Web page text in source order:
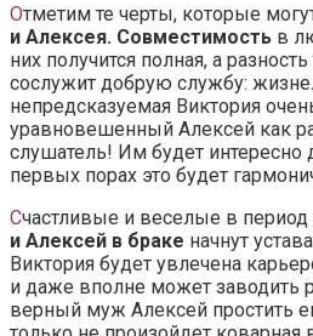
Отметим те черты, которые
и Алексея. Совместимость в
них получится полная, а
сослужит добрую службу:
непредсказуемая Виктория
уравновешенный Алексей как
слушатель! Им будет интересно
первых порах это будет
Счастливые и веселые в период
и Алексей в браке начнут
Виктория будет увлечена
и даже вполне может заводить
верный муж Алексей простить